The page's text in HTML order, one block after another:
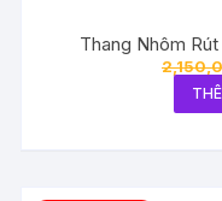
Thang Nhôm